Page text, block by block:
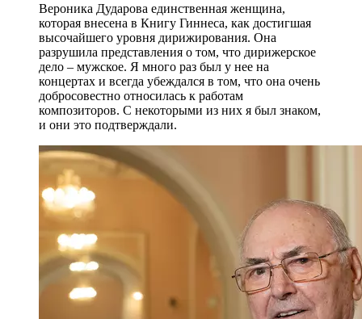
Вероника Дударова единственная женщина,
которая внесена в Книгу Гиннеса, как достигшая
высочайшего уровня дирижирования. Она
разрушила представления о том, что дирижерское
дело – мужское. Я много раз был у нее на
концертах и всегда убеждался в том, что она очень
добросовестно относилась к работам
композиторов. С некоторыми из них я был знаком,
и они это подтверждали.